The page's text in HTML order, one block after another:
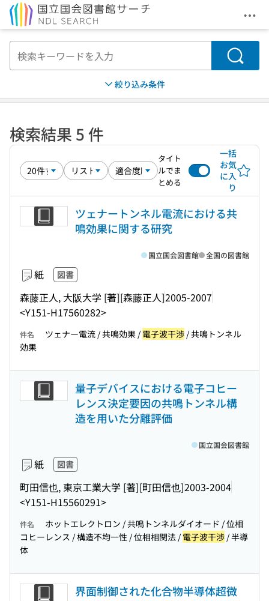
メ
検索
絞り込み条件
検索結果 5 件
タイト
ルでま
とめる
一括
お気
に入
り
ツェナートンネル電流における共
鳴効果に関する研究
紙 図書
森藤正人, 大阪大学 [著][森藤正人]2005-2007
<Y151-H17560282>
国立国会図書館 全国の図書館
件名 ツェナー電流 / 共鳴効果 /電子波干渉 / 共鳴トンネル
効果
量子デバイスにおける電子コヒー
レンス決定要因の共鳴トンネル構
造を用いた分離評価
紙 図書
町田信也, 東京工業大学 [著][町田信也]2003-2004
<Y151-H15560291>
国立国会図書館
件名
ホットエレクトロン / 共鳴トンネルダイオード / 位相
コヒーレンス / 構造不均一性 / 位相相関法 /電子波干渉 / 半導
体
界面制御された化合物半導体超微